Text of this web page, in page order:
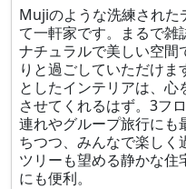
Mujiのような洗練された
て一軒家です。まるで雑
ナチュラルで美しい空間
りと過ごしていただけ
としたインテリアは、
させてくれるはず。3フ
連れやグループ旅行にも
ちつつ、みんなで楽しく
ツリーも望める静かな住
にも便利。